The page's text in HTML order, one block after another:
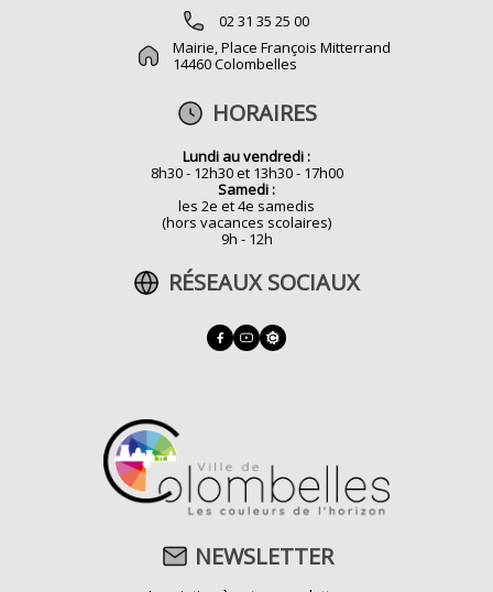
02 31 35 25 00
Mairie, Place François Mitterrand
14460 Colombelles
HORAIRES
Lundi au vendredi :
8h30 - 12h30 et 13h30 - 17h00
Samedi :
les 2e et 4e samedis
(hors vacances scolaires)
9h - 12h
RÉSEAUX SOCIAUX
NEWSLETTER